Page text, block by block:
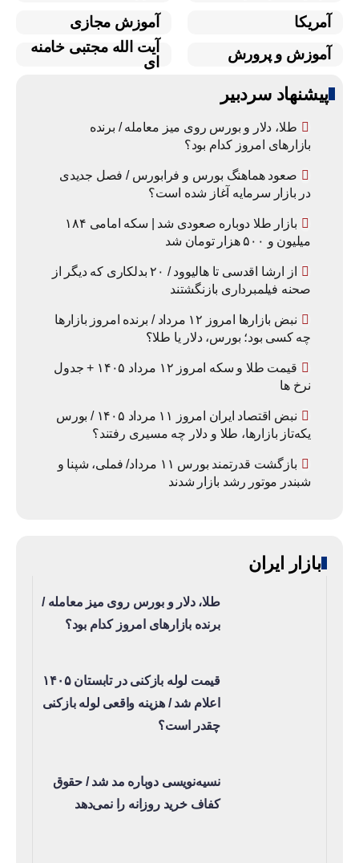
آمریکا
آموزش مجازی
آموزش و پرورش
آیت الله مجتبی خامنه
ای
پیشنهاد سردبیر
طلا، دلار و بورس روی میز معامله / برنده
بازارهای امروز کدام بود؟
صعود هماهنگ بورس و فرابورس / فصل جدیدی
در بازار سرمایه آغاز شده است؟
بازار طلا دوباره صعودی شد | سکه امامی ۱۸۴
میلیون و ۵۰۰ هزار تومان شد
از ارشا اقدسی تا هالیوود / ۲۰ بدلکاری که دیگر از
صحنه فیلمبرداری بازنگشتند
نبض بازارها امروز ۱۲ مرداد / برنده امروز بازارها
چه کسی بود؛ بورس، دلار یا طلا؟
قیمت طلا و سکه امروز ۱۲ مرداد ۱۴۰۵ + جدول
نرخ ها
نبض اقتصاد ایران امروز ۱۱ مرداد ۱۴۰۵ / بورس
یکه‌تاز بازارها، طلا و دلار چه مسیری رفتند؟
بازگشت قدرتمند بورس ۱۱ مرداد/ فملی، شپنا و
شبندر موتور رشد بازار شدند
بازار ایران
طلا، دلار و بورس روی میز معامله /
برنده بازارهای امروز کدام بود؟
قیمت لوله بازکنی در تابستان ۱۴۰۵
اعلام شد / هزینه واقعی لوله بازکنی
چقدر است؟
نسیه‌نویسی دوباره مد شد / حقوق
کفاف خرید روزانه را نمی‌دهد